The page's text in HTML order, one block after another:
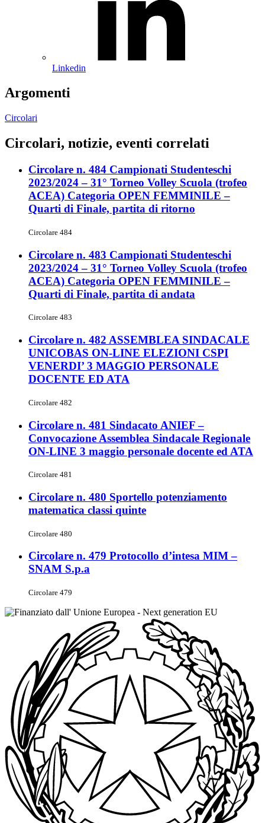
Linkedin
Argomenti
Circolari
Circolari, notizie, eventi correlati
Circolare n. 484 Campionati Studenteschi
2023/2024 – 31° Torneo Volley Scuola (trofeo
ACEA) Categoria OPEN FEMMINILE –
Quarti di Finale, partita di ritorno
Circolare 484
Circolare n. 483 Campionati Studenteschi
2023/2024 – 31° Torneo Volley Scuola (trofeo
ACEA) Categoria OPEN FEMMINILE –
Quarti di Finale, partita di andata
Circolare 483
Circolare n. 482 ASSEMBLEA SINDACALE
UNICOBAS ON-LINE ELEZIONI CSPI
VENERDI’ 3 MAGGIO PERSONALE
DOCENTE ED ATA
Circolare 482
Circolare n. 481 Sindacato ANIEF –
Convocazione Assemblea Sindacale Regionale
ON-LINE 3 maggio personale docente ed ATA
Circolare 481
Circolare n. 480 Sportello potenziamento
matematica classi quinte
Circolare 480
Circolare n. 479 Protocollo d’intesa MIM –
SNAM S.p.a
Circolare 479